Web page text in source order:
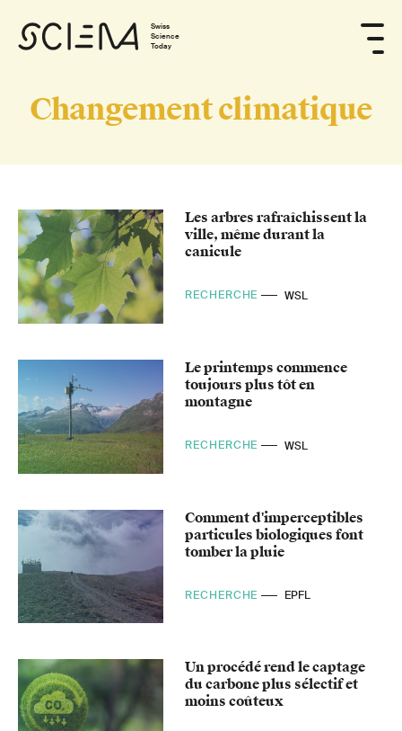
Swiss
Science
Today
Changement climatique
Les arbres rafraîchissent la
ville, même durant la
canicule
RECHERCHE WSL
Le printemps commence
toujours plus tôt en
montagne
RECHERCHE WSL
Comment d'imperceptibles
particules biologiques font
tomber la pluie
RECHERCHE EPFL
Un procédé rend le captage
du carbone plus sélectif et
moins coûteux